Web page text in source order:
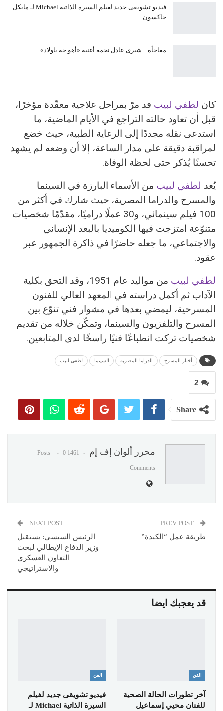
فيديو تشويقى جديد لفيلم السيرة الذاتية Michael لـ مايكل
جاكسون
مفاجأة .. شيرى عادل نجمة أغنية «أهو جه ياولاد»
كان لطفي لبيب قد مرّ بمراحل علاجية معقّدة مؤخرًا،
قبل أن تعاود حالته التراجع في الأيام الماضية، ما
استدعى نقله مجددًا إلى الرعاية الطبية، حيث خضع
لمراقبة دقيقة على مدار الساعة، إلا أن وضعه لم يشهد
تحسنًا يُذكر حتى لحظة الوفاة.
يُعد لطفي لبيب من الأسماء البارزة في السينما
والمسرح والدراما المصرية، حيث شارك في أكثر من
100 فيلم سينمائي، و30 عملًا دراميًا، مقدّمًا شخصيات
متنوّعة امتزجت فيها الكوميديا بالبعد الإنساني
والاجتماعي، ما جعله حاضرًا في ذاكرة الجمهور عبر
عقود.
لطفي لبيب
من مواليد عام 1951، وقد التحق بكلية
الآداب ثم أكمل دراسته في المعهد العالي للفنون
المسرحية، ليمضي بعدها في مشوار فني تنوّع بين
المسرح والتلفزيون والسينما، وتمكّن خلاله من تقديم
شخصيات تركت انطباعًا فنيًا راسخًا لدى المتابعين.
أخبار المسرح الدراما المصرية السينما لطفى لبيب
2
Share
محرر ألوان إف إم 1461 Posts
0
Comments
طريقة عمل “الكبدة”
NEXT POST
الرئيس السيسي: يستقبل
وزير الدفاع الإيطالي لبحث
التعاون العسكري
والاستراتيجي
قد يعجبك ايضا
الفن
آخر تطورات الحالة الصحية
للفنان محيي إسماعيل
الفن
فيديو تشويقى جديد لفيلم
السيرة الذاتية Michael لـ